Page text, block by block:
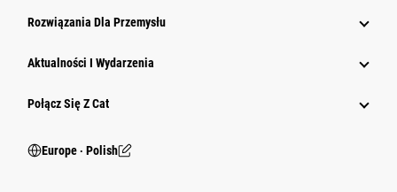
Rozwiązania Dla Przemysłu
Aktualności I Wydarzenia
Połącz Się Z Cat
Europe ‧ Polish